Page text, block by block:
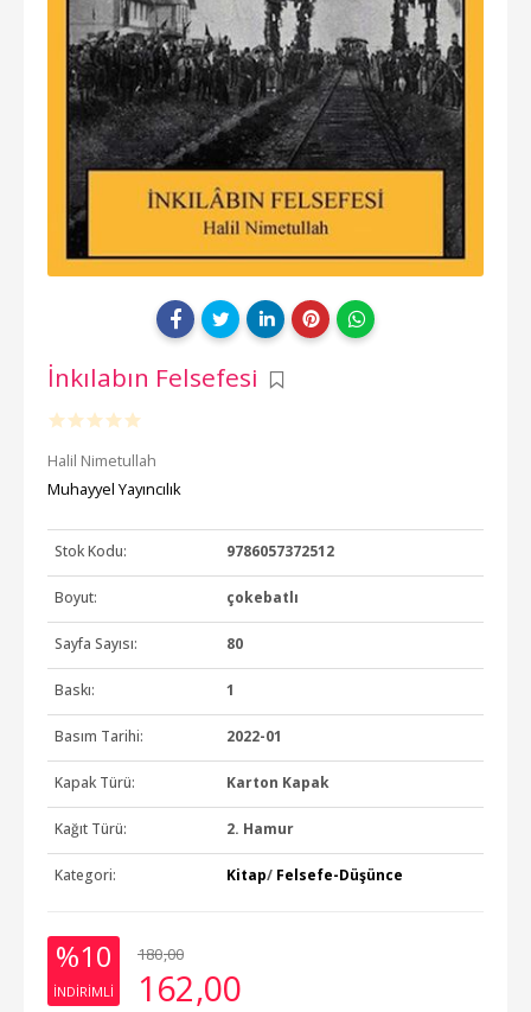
İnkılabın Felsefesi
Halil Nimetullah
Muhayyel Yayıncılık
Stok Kodu: 9786057372512
Boyut: çokebatlı
Sayfa Sayısı: 80
Baskı: 1
Basım Tarihi: 2022-01
Kapak Türü: Karton Kapak
Kağıt Türü: 2. Hamur
Kategori: Kitap/ Felsefe-Düşünce
%10
INDIRIMLI
180,00
162,00